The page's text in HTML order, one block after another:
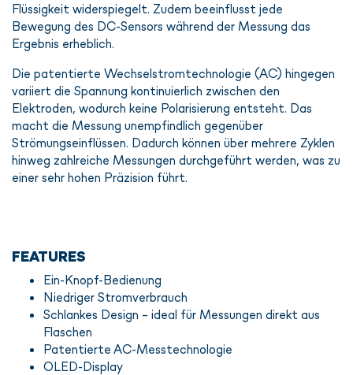
Flüssigkeit widerspiegelt. Zudem beeinflusst jede
Bewegung des DC-Sensors während der Messung das
Ergebnis erheblich.
Die patentierte Wechselstromtechnologie (AC) hingegen
variiert die Spannung kontinuierlich zwischen den
Elektroden, wodurch keine Polarisierung entsteht. Das
macht die Messung unempfindlich gegenüber
Strömungseinflüssen. Dadurch können über mehrere Zyklen
hinweg zahlreiche Messungen durchgeführt werden, was zu
einer sehr hohen Präzision führt.
FEATURES
Ein-Knopf-Bedienung
Niedriger Stromverbrauch
Schlankes Design – ideal für Messungen direkt aus
Flaschen
Patentierte AC-Messtechnologie
OLED-Display